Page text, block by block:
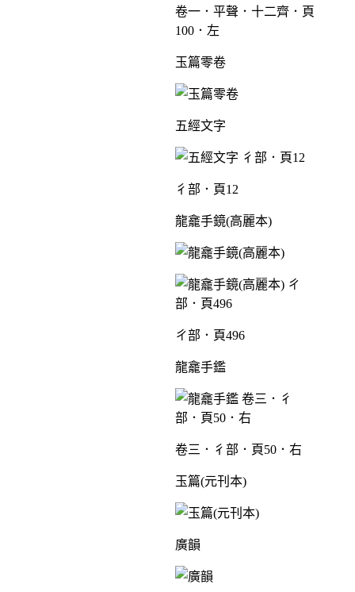
卷一．平聲．十二齊．頁
100．左
玉篇零卷
五經文字
彳部．頁12
龍龕手鏡(高麗本)
ㄔ部．頁496
龍龕手鑑
卷三．彳部．頁50．右
玉篇(元刊本)
廣韻